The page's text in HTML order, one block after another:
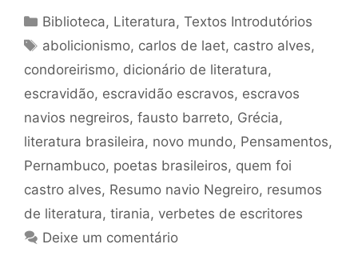
Categorias
Biblioteca, Literatura,Textos Introdutórios
Tags
abolicionismo, carlos de laet, castro alves,
condoreirismo, dicionário de literatura,
escravidão, escravidão escravos, escravos
navios negreiros, fausto barreto, Grécia,
literatura brasileira, novo mundo, Pensamentos,
Pernambuco, poetas brasileiros, quem foi
castro alves, Resumo navio Negreiro, resumos
de literatura, tirania, verbetes de escritores
Deixe um comentário